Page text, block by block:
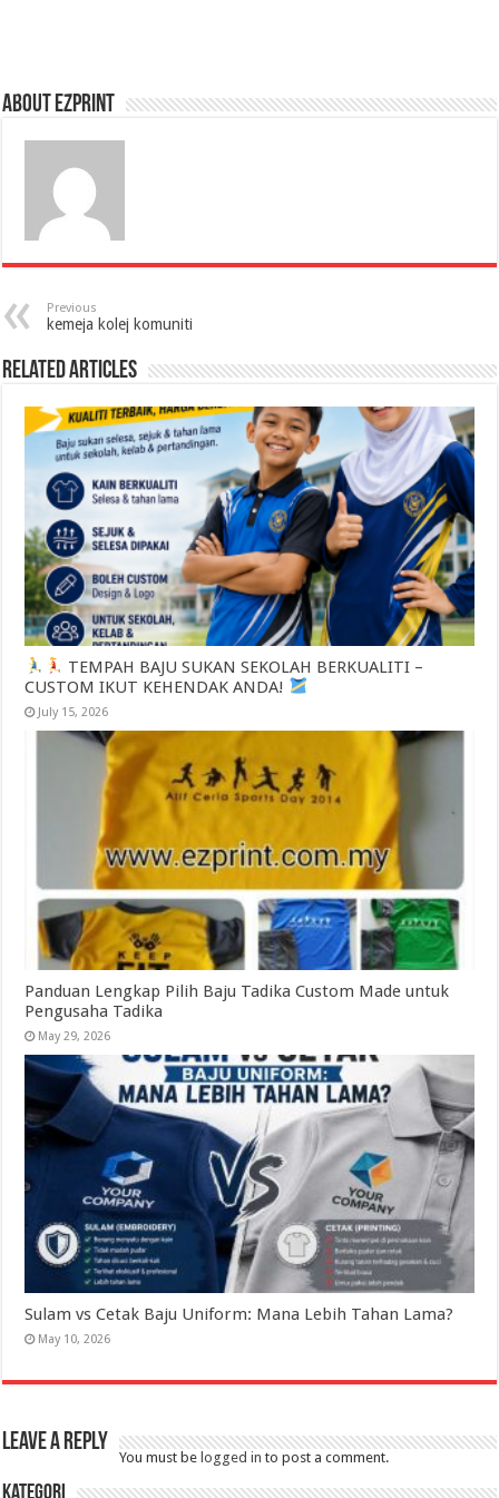
About Ezprint
Previous
kemeja kolej komuniti
Related Articles
TEMPAH BAJU SUKAN SEKOLAH BERKUALITI –
CUSTOM IKUT KEHENDAK ANDA!
July 15, 2026
Panduan Lengkap Pilih Baju Tadika Custom Made untuk
Pengusaha Tadika
May 29, 2026
Sulam vs Cetak Baju Uniform: Mana Lebih Tahan Lama?
May 10, 2026
Leave a Reply
You must be logged in to post a comment.